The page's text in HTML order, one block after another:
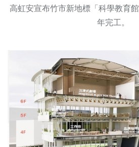
高虹安宣布竹市新地標「科學教育
年完工。